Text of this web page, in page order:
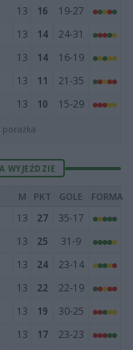
13 16
19-27
13 14
24-31
13 14
16-19
13 11
21-35
13 10 15-29
porażka
WYJEŹDZIE
M PKT GOLE FORMA
13 27
35-17
13 25
31-9
13 24
23-14
13 22
22-19
13 19
30-25
13 17
23-23